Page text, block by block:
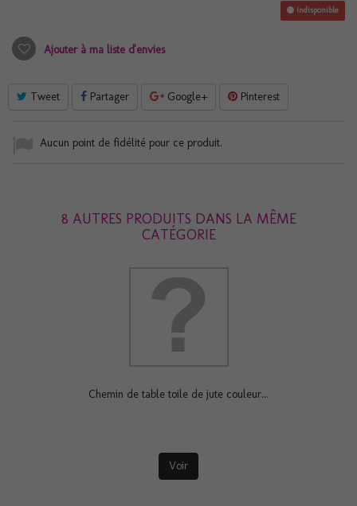
Indisponible
Ajouter à ma liste d'envies
Tweet Partager Google+ Pinterest
Aucun point de fidélité pour ce produit.
8 AUTRES PRODUITS DANS LA MÊME
CATÉGORIE
Chemin de table toile de jute couleur...
Voir